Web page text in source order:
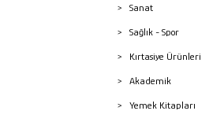
Sanat
Sağlık - Spor
Kırtasiye Ürünleri
Akademik
Yemek Kitapları